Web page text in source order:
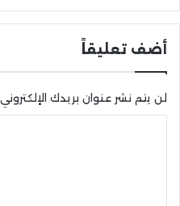
أضف تعليقاً
لن يتم نشر عنوان بريدك الإلكتروني.